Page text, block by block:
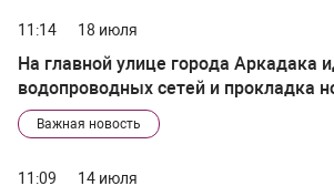
11:14 18 июля
На главной улице города Аркадака
водопроводных сетей и прокладка
Важная новость
11:09 14 июля